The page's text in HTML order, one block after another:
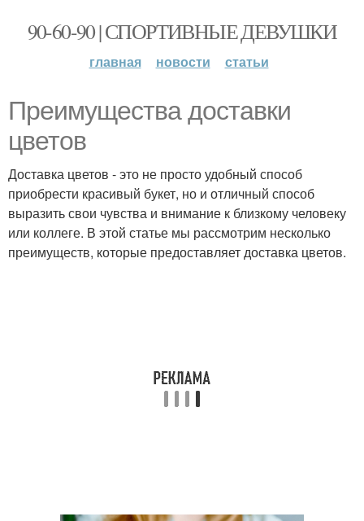
90-60-90 | СПОРТИВНЫЕ ДЕВУШКИ
главная новости статьи
Преимущества доставки
цветов
Доставка цветов - это не просто удобный способ
приобрести красивый букет, но и отличный способ
выразить свои чувства и внимание к близкому человеку
или коллеге. В этой статье мы рассмотрим несколько
преимуществ, которые предоставляет доставка цветов.